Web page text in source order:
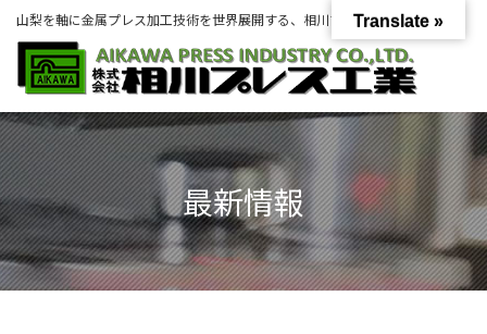
山梨を軸に金属プレス加工技術を世界展開する、相川プレス工業グループ。
最新情報
Translate »